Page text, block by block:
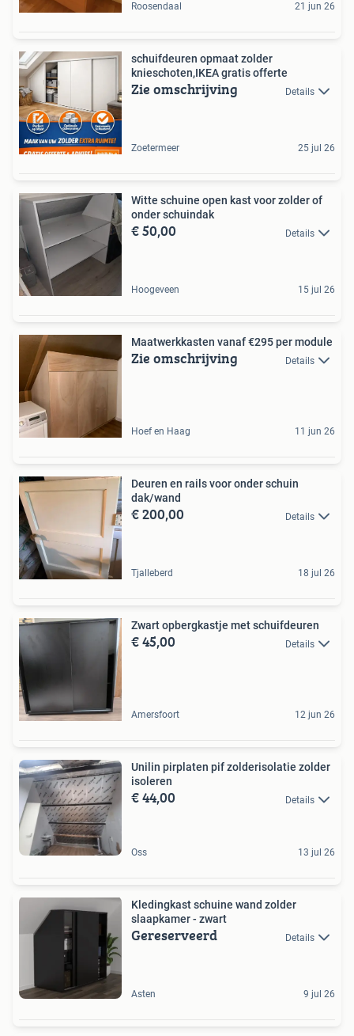
Roosendaal 21 jun 26
schuifdeuren opmaat zolder
knieschoten,IKEA gratis offerte
Zie omschrijving Details
Zoetermeer 25 jul 26
Witte schuine open kast voor zolder of
onder schuindak
€ 50,00 Details
Hoogeveen 15 jul 26
Maatwerkkasten vanaf €295 per module
Zie omschrijving Details
Hoef en Haag 11 jun 26
Deuren en rails voor onder schuin
dak/wand
€ 200,00 Details
Tjalleberd 18 jul 26
Zwart opbergkastje met schuifdeuren
€ 45,00 Details
Amersfoort 12 jun 26
Unilin pirplaten pif zolderisolatie zolder
isoleren
€ 44,00 Details
Oss 13 jul 26
Kledingkast schuine wand zolder
slaapkamer - zwart
Gereserveerd Details
Asten 9 jul 26